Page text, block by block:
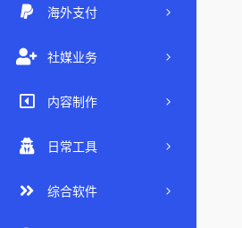
海外支付
社媒业务
内容制作
日常工具
综合软件